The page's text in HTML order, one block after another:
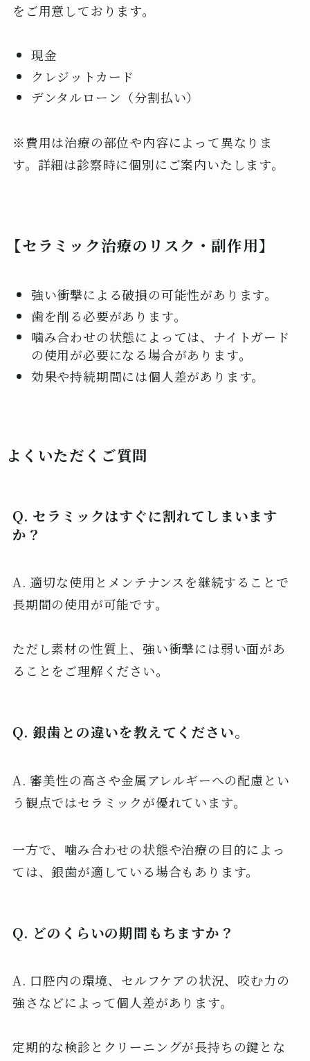
をご用意しております。
現金
クレジットカード
デンタルローン（分割払い）
※費用は治療の部位や内容によって異なりま
す。詳細は診察時に個別にご案内いたします。
【セラミック治療のリスク・副作用】
強い衝撃による破損の可能性があります。
歯を削る必要があります。
噛み合わせの状態によっては、ナイトガード
の使用が必要になる場合があります。
効果や持続期間には個人差があります。
よくいただくご質問
Q. セラミックはすぐに割れてしまいます
か？
A. 適切な使用とメンテナンスを継続することで
長期間の使用が可能です。
ただし素材の性質上、強い衝撃には弱い面があ
ることをご理解ください。
Q. 銀歯との違いを教えてください。
A. 審美性の高さや金属アレルギーへの配慮とい
う観点ではセラミックが優れています。
一方で、噛み合わせの状態や治療の目的によっ
ては、銀歯が適している場合もあります。
Q. どのくらいの期間もちますか？
A. 口腔内の環境、セルフケアの状況、咬む力の
強さなどによって個人差があります。
定期的な検診とクリーニングが長持ちの鍵とな